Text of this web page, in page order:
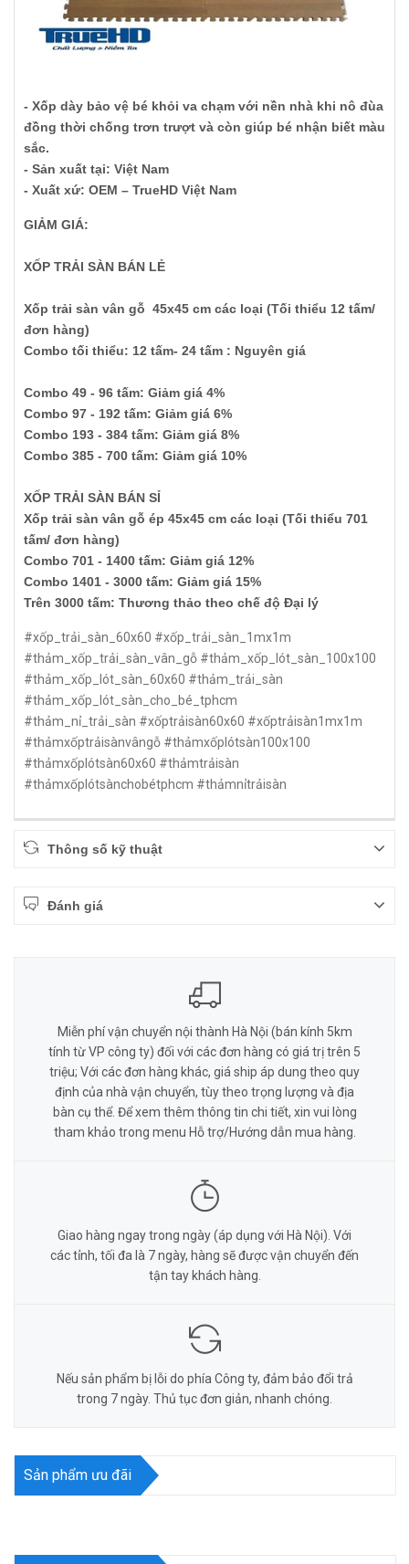
- Xốp dày bảo vệ bé khỏi va chạm với nền nhà khi nô đùa
đồng thời chống trơn trượt và còn giúp bé nhận biết màu
sắc.
- Sản xuất tại: Việt Nam
- Xuất xứ: OEM – TrueHD Việt Nam
GIẢM GIÁ:
XỐP TRẢI SÀN BÁN LẺ
Xốp trải sàn vân gỗ 45x45 cm các loại (Tối thiểu 12 tấm/
đơn hàng)
Combo tối thiểu: 12 tấm- 24 tấm : Nguyên giá
Combo 49 - 96 tấm: Giảm giá 4%
Combo 97 - 192 tấm: Giảm giá 6%
Combo 193 - 384 tấm: Giảm giá 8%
Combo 385 - 700 tấm: Giảm giá 10%
XỐP TRẢI SÀN BÁN SỈ
Xốp trải sàn vân gỗ ép 45x45 cm các loại (Tối thiểu 701
tấm/ đơn hàng)
Combo 701 - 1400 tấm: Giảm giá 12%
Combo 1401 - 3000 tấm: Giảm giá 15%
Trên 3000 tấm: Thương thảo theo chế độ Đại lý
#xốp_trải_sàn_60x60 #xốp_trải_sàn_1mx1m
#thảm_xốp_trải_sàn_vân_gỗ #thảm_xốp_lót_sàn_100x100
#thảm_xốp_lót_sàn_60x60 #thảm_trải_sàn
#thảm_xốp_lót_sàn_cho_bé_tphcm
#thảm_nỉ_trải_sàn #xốptrảisàn60x60 #xốptrảisàn1mx1m
#thảmxốptrảisànvângỗ #thảmxốplótsàn100x100
#thảmxốplótsàn60x60 #thảmtrảisàn
#thảmxốplótsànchobétphcm #thảmnỉtrảisàn
Thông số kỹ thuật
Đánh giá
Miễn phí vận chuyển nội thành Hà Nội (bán kính 5km
tính từ VP công ty) đối với các đơn hàng có giá trị trên 5
triệu; Với các đơn hàng khác, giá ship áp dung theo quy
định của nhà vận chuyển, tùy theo trọng lượng và địa
bàn cụ thể. Để xem thêm thông tin chi tiết, xin vui lòng
tham khảo trong menu Hỗ trợ/Hướng dẫn mua hàng.
Giao hàng ngay trong ngày (áp dụng với Hà Nội). Với
các tỉnh, tối đa là 7 ngày, hàng sẽ được vận chuyển đến
tận tay khách hàng.
Nếu sản phẩm bị lỗi do phía Công ty, đảm bảo đổi trả
trong 7 ngày. Thủ tục đơn giản, nhanh chóng.
Sản phẩm ưu đãi